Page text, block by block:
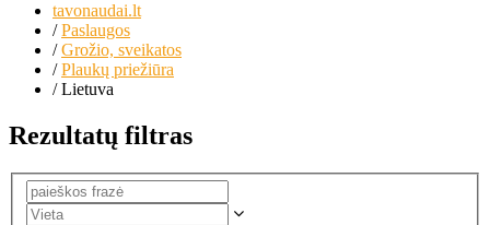
tavonaudai.lt
/Paslaugos
/Grožio, sveikatos
/Plaukų priežiūra
/Lietuva
Rezultatų filtras